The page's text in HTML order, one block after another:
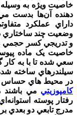
خاصيت ويژه به
دهنده آن‌ها بدست
داراي عملکرد
وضعيت چند ساختاري
و تدريجي کسر حجمي
خاصيت يک ماده
سعي شده تا با به
سيلندرهاي ساخته
در محيط هاي حساس
کامپوزيتي مي باشند
رفتار پوسته
مدرج تابعي دو بعدي